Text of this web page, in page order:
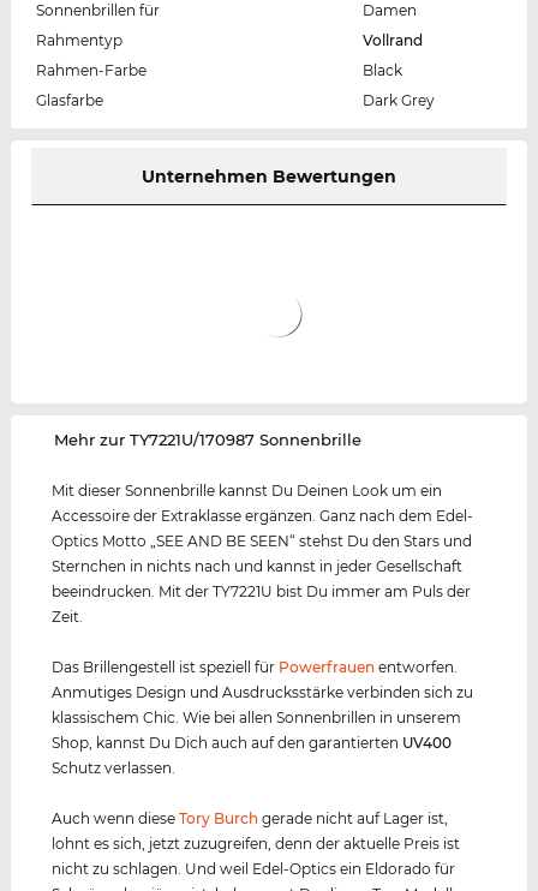
Sonnenbrillen für
Damen
Rahmentyp
Vollrand
Rahmen-Farbe
Black
Glasfarbe
Dark Grey
Unternehmen Bewertungen
‌Mehr zur TY7221U/170987 Sonnenbrille
Mit dieser Sonnenbrille kannst Du Deinen Look um ein
Accessoire der Extraklasse ergänzen. Ganz nach dem Edel-
Optics Motto „SEE AND BE SEEN“ stehst Du den Stars und
Sternchen in nichts nach und kannst in jeder Gesellschaft
beeindrucken. Mit der TY7221U bist Du immer am Puls der
Zeit.
Das Brillengestell ist speziell für Powerfrauen entworfen.
Anmutiges Design und Ausdrucksstärke verbinden sich zu
klassischem Chic. Wie bei allen Sonnenbrillen in unserem
Shop, kannst Du Dich auch auf den garantierten UV400
Schutz verlassen.
Auch wenn dieseTory Burch gerade nicht auf Lager ist,
lohnt es sich, jetzt zuzugreifen, denn der aktuelle Preis ist
nicht zu schlagen. Und weil Edel-Optics ein Eldorado für